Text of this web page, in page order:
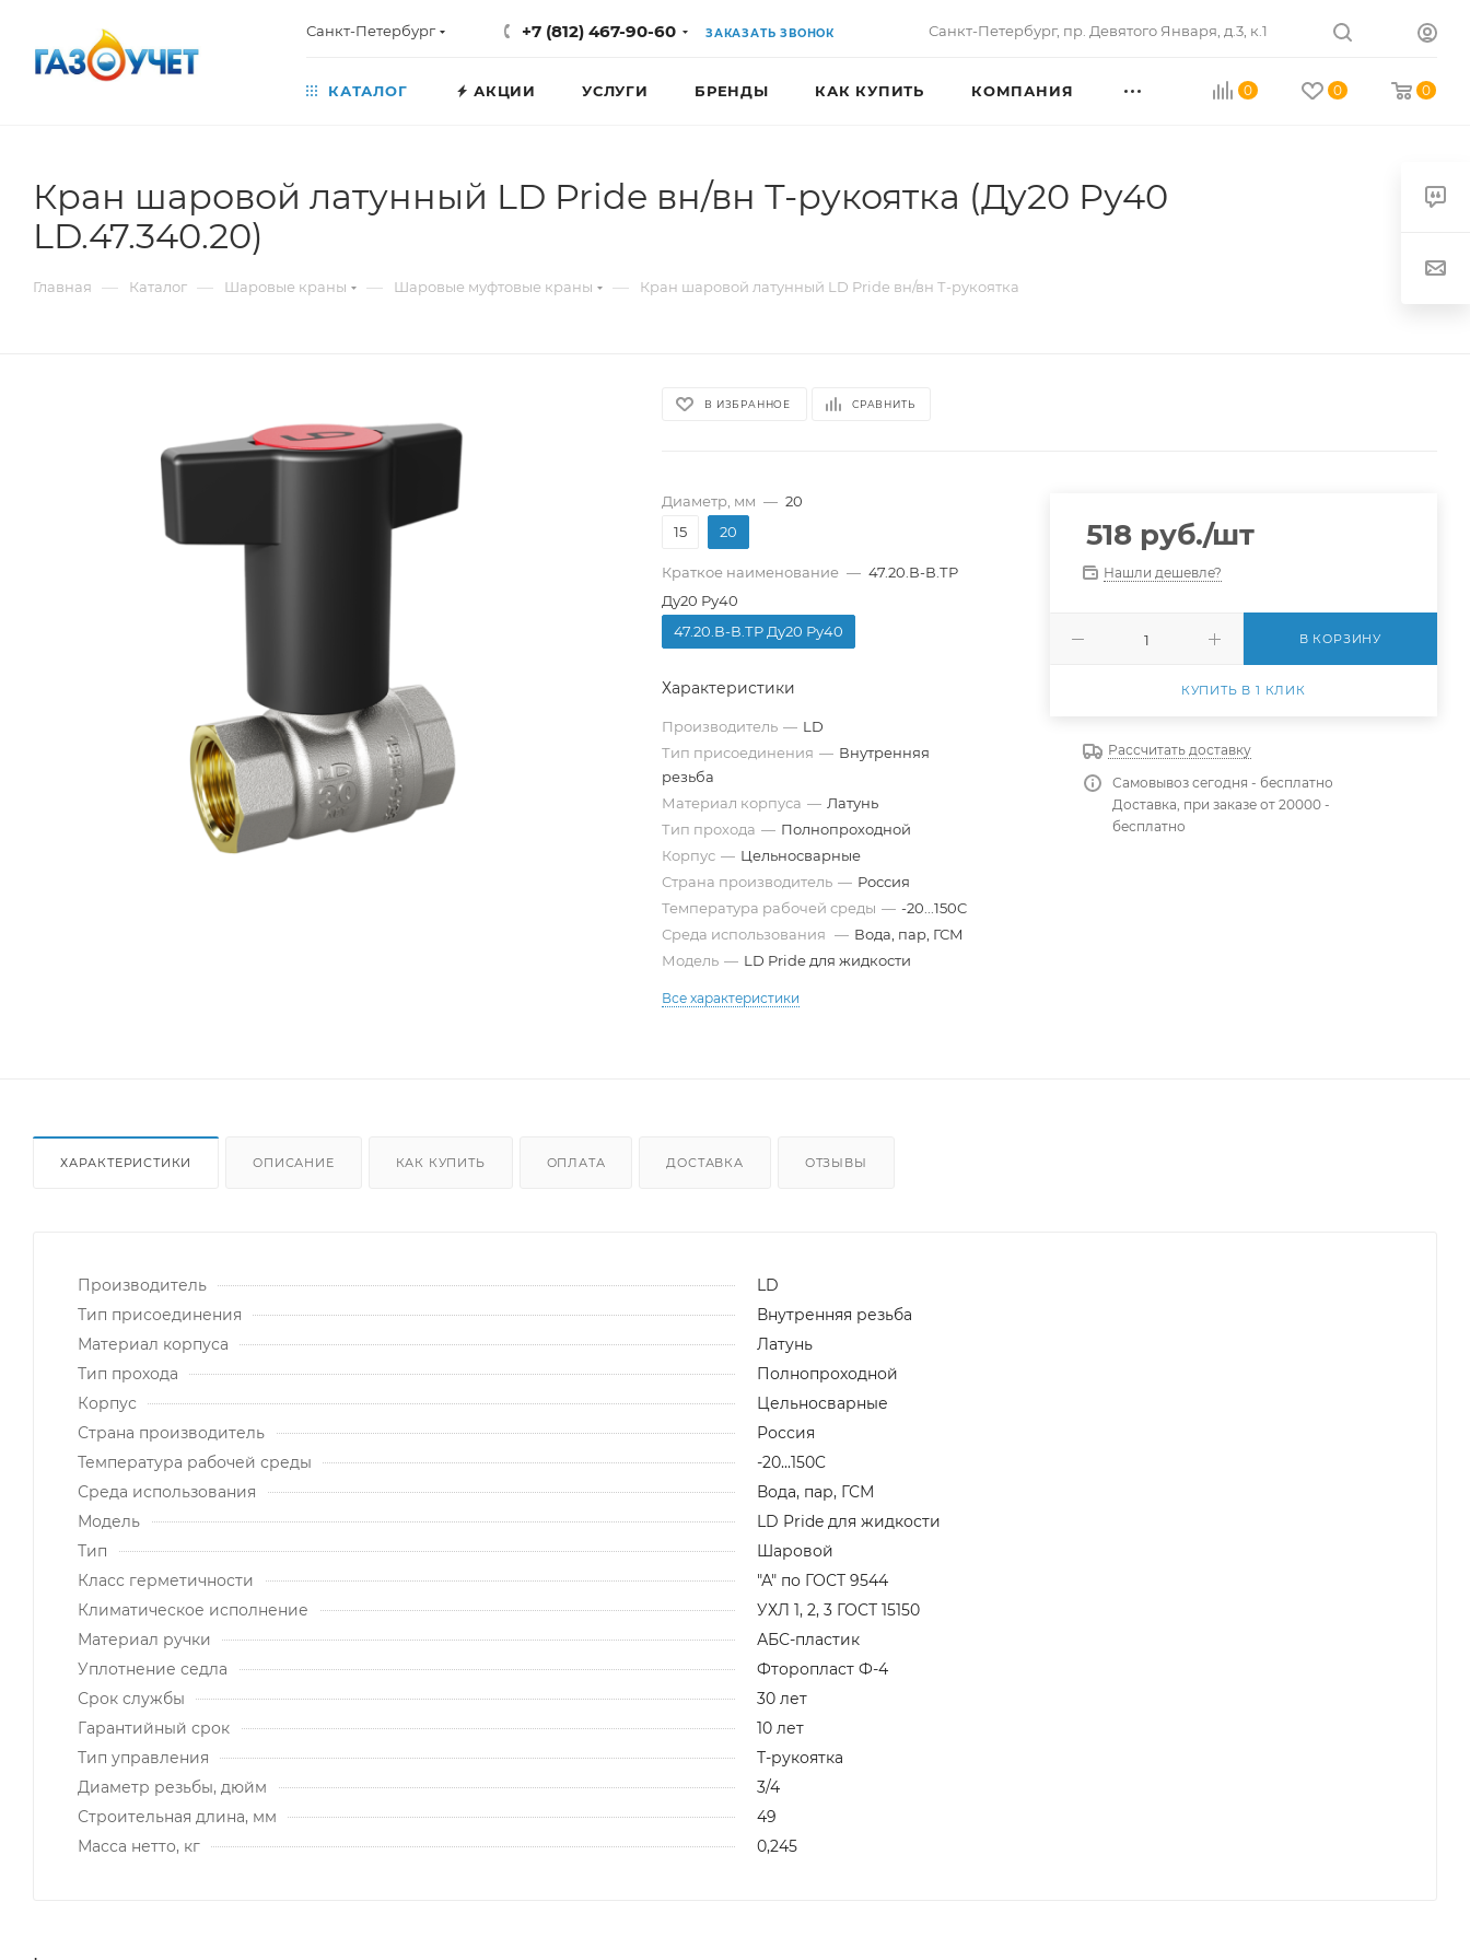
Санкт-Петербург +7 (812) 467-90-60 ЗАКАЗАТЬ ЗВОНОК Санкт-Петербург, пр. Девятого Января, д.3, к.1
0 0 0
КАТАЛОГ АКЦИИ УСЛУГИ БРЕНДЫ КАК КУПИТЬ КОМПАНИЯ
Кран шаровой латунный LD Pride вн/вн Т-рукоятка (Ду20 Ру40
LD.47.340.20)
Главная — Каталог — Шаровые краны — Шаровые муфтовые краны — Кран шаровой латунный LD Pride вн/вн Т-рукоятка
В ИЗБРАННОЕ СРАВНИТЬ
Диаметр, мм — 20
15
20
Краткое наименование — 47.20.В-В.ТР
Ду20 Ру40
47.20.В-В.ТР Ду20 Ру40
Характеристики
Производитель — LD
Тип присоединения — Внутренняя
резьба
Материал корпуса — Латунь
Тип прохода — Полнопроходной
Корпус — Цельносварные
Страна производитель — Россия
Температура рабочей среды — -20...150C
Среда использования — Вода, пар, ГСМ
Модель — LD Pride для жидкости
Все характеристики
518руб./шт
Нашли дешевле?
В КОРЗИНУ
КУПИТЬ В 1 КЛИК
Рассчитать доставку
Самовывоз сегодня - бесплатно
Доставка, при заказе от 20000 -
бесплатно
ХАРАКТЕРИСТИКИ ОПИСАНИЕ КАК КУПИТЬ ОПЛАТА ДОСТАВКА ОТЗЫВЫ
Производитель
LD
Тип присоединения
Внутренняя резьба
Материал корпуса
Латунь
Тип прохода
Полнопроходной
Корпус
Цельносварные
Страна производитель
Россия
Температура рабочей среды
-20...150C
Среда использования
Вода, пар, ГСМ
Модель
LD Pride для жидкости
Тип
Шаровой
Класс герметичности
"А" по ГОСТ 9544
Климатическое исполнение
УХЛ 1, 2, 3 ГОСТ 15150
Материал ручки
АБС-пластик
Уплотнение седла
Фторопласт Ф-4
Срок службы
30 лет
Гарантийный срок
10 лет
Тип управления
Т-рукоятка
Диаметр резьбы, дюйм
3/4
Строительная длина, мм
49
Масса нетто, кг
0,245